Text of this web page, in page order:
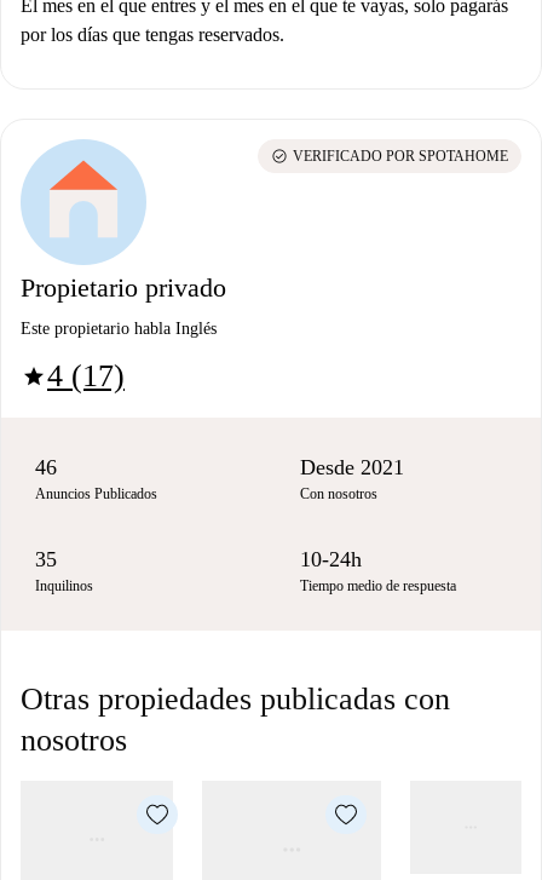
El mes en el que entres y el mes en el que te vayas, solo pagarás
por los días que tengas reservados.
Propietario privado
Este propietario habla Inglés
star4 (17)
check_circle VERIFICADO POR SPOTAHOME
46
Anuncios Publicados
Desde 2021
Con nosotros
35
Inquilinos
10-24h
Tiempo medio de respuesta
Otras propiedades publicadas con
nosotros